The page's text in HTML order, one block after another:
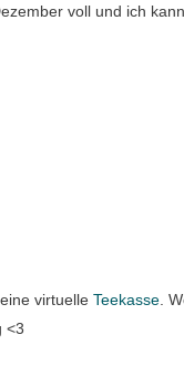
voll und ich
virtuelle Teekasse .
<3